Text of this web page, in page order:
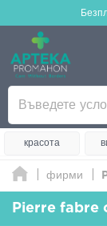
красота
фирми
Pierre fabre